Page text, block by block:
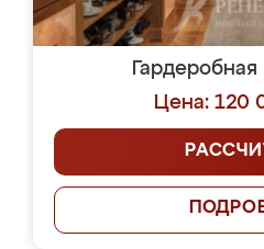
Цена: 120